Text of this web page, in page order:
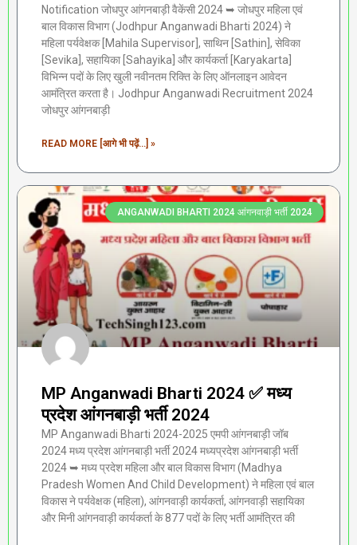
Notification जोधपुर आंगनबाड़ी वैकेंसी 2024 ➥ जोधपुर महिला एवं
बाल विकास विभाग (Jodhpur Anganwadi Bharti 2024) ने
महिला पर्यवेक्षक [Mahila Supervisor], साथिन [Sathin], सेविका
[Sevika], सहायिका [Sahayika] और कार्यकर्ता [Karyakarta]
विभिन्न पदों के लिए खुली नवीनतम रिक्ति के लिए ऑनलाइन आवेदन
आमंत्रित करता है। Jodhpur Anganwadi Recruitment 2024
जोधपुर आंगनबाड़ी
READ MORE [आगे भी पढ़ें...] »
ANGANWADI BHARTI 2024 आंगनवाड़ी भर्ती 2024
MP Anganwadi Bharti 2024 ✅ मध्य
प्रदेश आंगनबाड़ी भर्ती 2024
MP Anganwadi Bharti 2024-2025 एमपी आंगनबाड़ी जॉब
2024 मध्य प्रदेश आंगनबाड़ी भर्ती 2024 मध्यप्रदेश आंगनबाड़ी भर्ती
2024 ➥ मध्य प्रदेश महिला और बाल विकास विभाग (Madhya
Pradesh Women And Child Development) ने महिला एवं बाल
विकास ने पर्यवेक्षक (महिला), आंगनवाड़ी कार्यकर्ता, आंगनवाड़ी सहायिका
और मिनी आंगनवाड़ी कार्यकर्ता के 877 पदों के लिए भर्ती आमंत्रित की